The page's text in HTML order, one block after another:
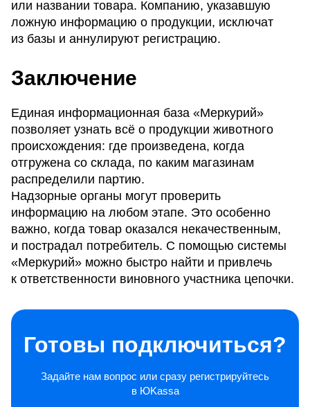
или названии товара. Компанию, указавшую
ложную информацию о продукции, исключат
из базы и аннулируют регистрацию.
Заключение
Единая информационная база «Меркурий»
позволяет узнать всё о продукции животного
происхождения: где произведена, когда
отгружена со склада, по каким магазинам
распределили партию.
Надзорные органы могут проверить
информацию на любом этапе. Это особенно
важно, когда товар оказался некачественным,
и пострадал потребитель. С помощью системы
«Меркурий» можно быстро найти и привлечь
к ответственности виновного участника цепочки.
Готовы подключиться?
Задайте нам вопрос или сразу регистрируйтесь
в ЮKassa